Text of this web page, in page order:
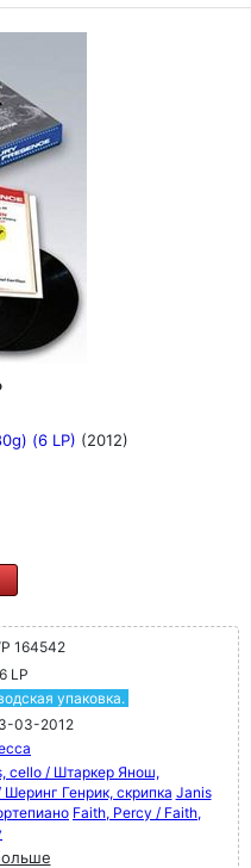
(6 LP) (2012)
164542
6 LP
упаковка.
03-2012
cello / Штаркер Янош,
Генрик, скрипка Janis
Faith, Percy / Faith,